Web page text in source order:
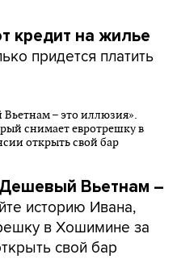
кредит на жилье
придется платить
Вьетнам –
историю Ивана,
в Хошимине за
свой бар